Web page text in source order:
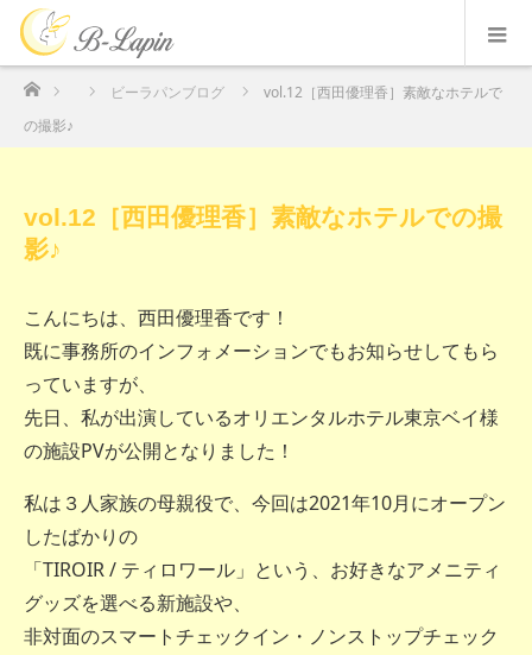
ホーム ビーラパンブログ
vol.12［西田優理香］素敵なホテルで
の撮影♪
vol.12［西田優理香］素敵なホテルでの撮
影♪
こんにちは、西田優理香です！
既に事務所のインフォメーションでもお知らせしてもら
っていますが、
先日、私が出演しているオリエンタルホテル東京ベイ様
の施設PVが公開となりました！
私は３人家族の母親役で、今回は2021年10月にオープン
したばかりの
「TIROIR / ティロワール」という、お好きなアメニティ
グッズを選べる新施設や、
非対面のスマートチェックイン・ノンストップチェック